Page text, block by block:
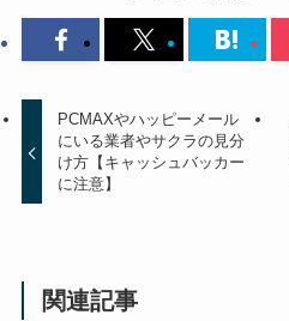
PCMAXやハッピーメール
にいる業者やサクラの見分
け方【キャッシュバッカー
に注意】
関連記事